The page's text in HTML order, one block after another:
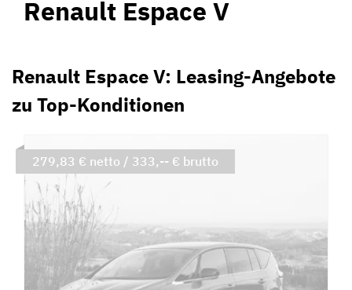
Renault Espace V
Renault Espace V: Leasing-Angebote
zu Top-Konditionen
279,83 € netto / 333,-- € brutto